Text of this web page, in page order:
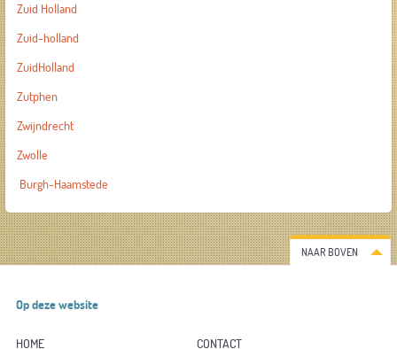
Zuid Holland
Zuid-holland
ZuidHolland
Zutphen
Zwijndrecht
Zwolle
Burgh-Haamstede
NAAR BOVEN
Op deze website
HOME
CONTACT